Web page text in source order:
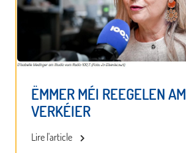
ËMMER MÉI REEGELEN AM
VERKÉIER
Lire l'article